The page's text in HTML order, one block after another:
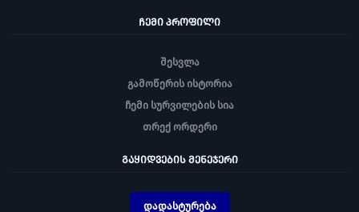
ᲩᲔᲛᲘ ᲞᲠᲝᲤᲘᲚᲘ
შესვლა
გამოწერის ისტორია
ჩემი სურვილების სია
თრექ ორდერი
ᲒᲐᲧᲘᲓᲕᲔᲑᲘᲡ ᲛᲔᲜᲔᲯᲔᲠᲘ
დადასტურება